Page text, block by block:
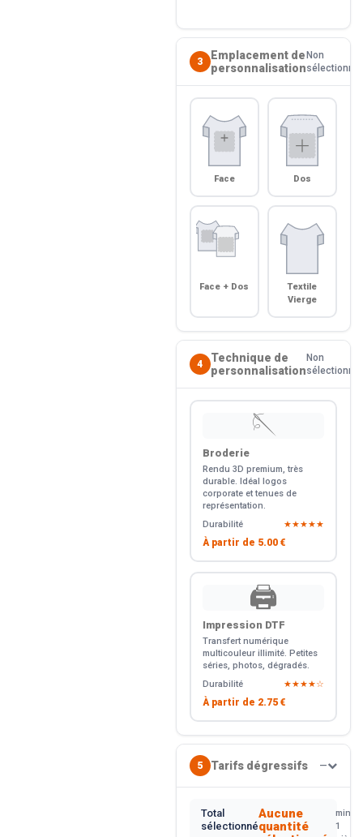
3
Emplacement de
personnalisation
Non
sélectionné
Face Dos
Face + Dos
Textile
Vierge
4
Technique de
personnalisation
Non
sélectionné
🪡
Broderie
Rendu 3D premium, très
durable. Idéal logos
corporate et tenues de
représentation.
Durabilité
★★★★★
À partir de 5.00 €
🖨️
Impression DTF
Transfert numérique
multicouleur illimité. Petites
séries, photos, dégradés.
Durabilité
★★★★☆
À partir de 2.75 €
5 Tarifs dégressifs —
Total
sélectionné
Aucune
quantité
min.
1